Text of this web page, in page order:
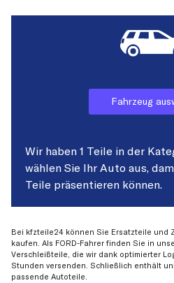
Fahrzeug
Wir haben 1 Teile in der
wählen Sie Ihr Auto aus,
Teile präsentieren können.
Bei kfzteile24 können Sie Ersatzteile und
kaufen. Als FORD-Fahrer finden Sie in
Verschleißteile, die wir dank optimierter
Stunden versenden. Schließlich enthält
passende Autoteile.